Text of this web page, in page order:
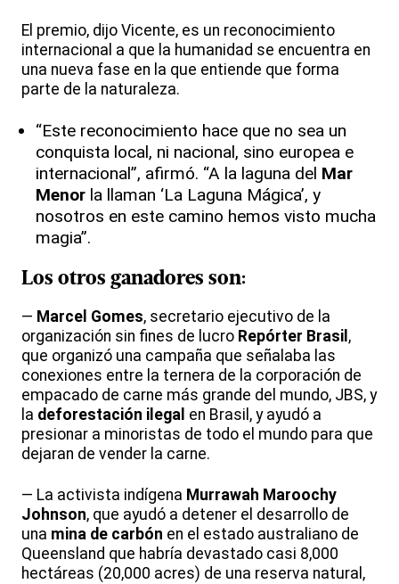
El premio, dijo Vicente, es un reconocimiento
internacional a que la humanidad se encuentra en
una nueva fase en la que entiende que forma
parte de la naturaleza.
“Este reconocimiento hace que no sea un
conquista local, ni nacional, sino europea e
internacional”, afirmó. “A la laguna del Mar
Menor la llaman ‘La Laguna Mágica’, y
nosotros en este camino hemos visto mucha
magia”.
Los otros ganadores son:
— Marcel Gomes, secretario ejecutivo de la
organización sin fines de lucro Repórter Brasil ,
que organizó una campaña que señalaba las
conexiones entre la ternera de la corporación de
empacado de carne más grande del mundo, JBS, y
la deforestación ilegal en Brasil, y ayudó a
presionar a minoristas de todo el mundo para que
dejaran de vender la carne.
— La activista indígena Murrawah Maroochy
Johnson, que ayudó a detener el desarrollo de
una mina de carbón en el estado australiano de
Queensland que habría devastado casi 8,000
hectáreas (20,000 acres) de una reserva natural,